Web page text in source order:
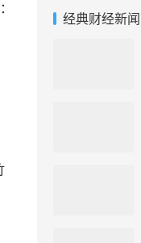
经典财经新闻